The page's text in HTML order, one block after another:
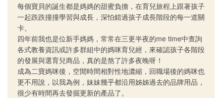
每個寶貝的誕生都是媽媽的甜蜜負擔，在育兒旅程上跟著孩子
一起跌跌撞撞學習與成長，深怕錯過孩子成長階段的每一道關
卡。
四年前我也是位新手媽媽，常常在三更半夜的me time中查詢
各式教養資訊或許多群組中的媽咪育兒經，來確認孩子各階段
的發展與選育兒商品，真的是熬了許多夜晚呀！
成為二寶媽咪後，空閒時間相對性地濃縮，回職場後的媽咪也
更不用說，以我為例，妹妹幾乎都沿用姊姊過去的品牌用品，
很少有時間再去發掘更新的產品了。